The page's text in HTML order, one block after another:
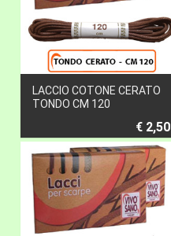
LACCIO COTONE CERATO
TONDO CM 120
€ 2,50